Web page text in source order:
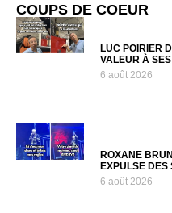
COUPS DE COEUR
LUC POIRIER
VALEUR À
6 août 2026
ROXANE
EXPULSE DES
6 août 2026